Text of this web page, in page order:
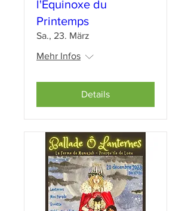
l'Equinoxe du
Printemps
Sa., 23. März
Mehr Infos
Details